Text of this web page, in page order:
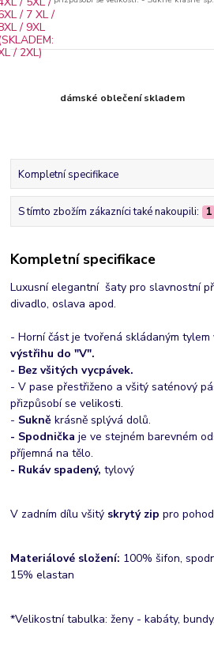
dámské oblečení skladem
Kompletní specifikace
S tímto zbožím zákazníci také nakoupili: 1
Kompletní specifikace
Luxusní elegantní šaty pro slavnostní
divadlo, oslava apod.
- Horní část je tvořená skládaným
výstřihu do "V".
- Bez všitých vycpávek.
- V pase přestřiženo a všitý saténový
přizpůsobí se velikosti.
- Sukně krásně splývá dolů.
- Spodnička je ve stejném barevném
příjemná na tělo.
- Rukáv spadený, tylový
V zadním dílu všitý skrytý zip pro
Materiálové složení: 100% šifon,
15% elastan
*Velikostní tabulka: ženy - kabáty,